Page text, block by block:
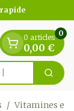
0 articles
0,00 €
0
/ Vitamines et